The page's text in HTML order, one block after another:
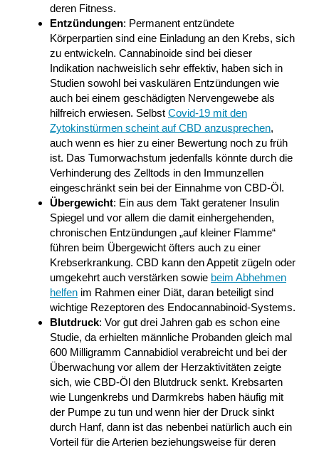
deren Fitness.
Entzündungen: Permanent entzündete
Körperpartien sind eine Einladung an den Krebs, sich
zu entwickeln. Cannabinoide sind bei dieser
Indikation nachweislich sehr effektiv, haben sich in
Studien sowohl bei vaskulären Entzündungen wie
auch bei einem geschädigten Nervengewebe als
hilfreich erwiesen. Selbst Covid-19 mit den
Zytokinstürmen scheint auf CBD anzusprechen,
auch wenn es hier zu einer Bewertung noch zu früh
ist. Das Tumorwachstum jedenfalls könnte durch die
Verhinderung des Zelltods in den Immunzellen
eingeschränkt sein bei der Einnahme von CBD-Öl.
Übergewicht: Ein aus dem Takt geratener Insulin
Spiegel und vor allem die damit einhergehenden,
chronischen Entzündungen „auf kleiner Flamme“
führen beim Übergewicht öfters auch zu einer
Krebserkrankung. CBD kann den Appetit zügeln oder
umgekehrt auch verstärken sowie beim Abhehmen
helfen im Rahmen einer Diät, daran beteiligt sind
wichtige Rezeptoren des Endocannabinoid-Systems.
Blutdruck: Vor gut drei Jahren gab es schon eine
Studie, da erhielten männliche Probanden gleich mal
600 Milligramm Cannabidiol verabreicht und bei der
Überwachung vor allem der Herzaktivitäten zeigte
sich, wie CBD-Öl den Blutdruck senkt. Krebsarten
wie Lungenkrebs und Darmkrebs haben häufig mit
der Pumpe zu tun und wenn hier der Druck sinkt
durch Hanf, dann ist das nebenbei natürlich auch ein
Vorteil für die Arterien beziehungsweise für deren